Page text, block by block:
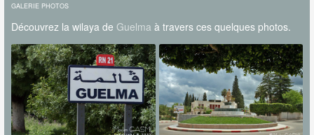
GALERIE PHOTOS
Découvrez la wilaya de Guelma à travers ces quelques photos.